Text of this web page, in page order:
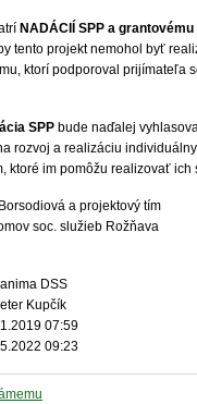
NADÁCIÍ SPP a
tento projekt nemohol byť
ktorí podporoval prijímateľa
SPP bude naďalej
rozvoj a realizáciu
ktoré im pomôžu realizovať ich
a projektový tím
soc. služieb Rožňava
DSS
Kupčík
07:59
09:23